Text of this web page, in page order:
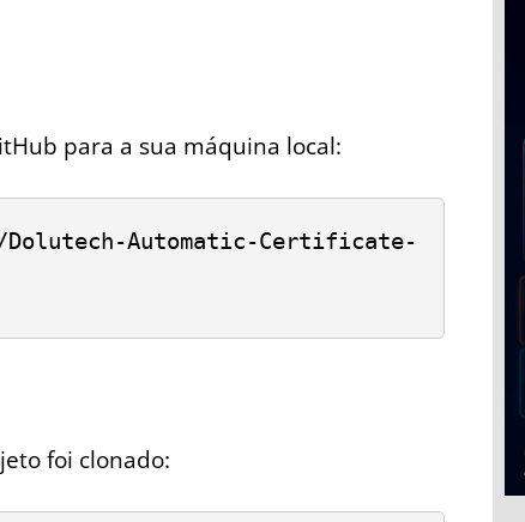
para a sua máquina local:
Automatic-Certificate-
foi clonado: